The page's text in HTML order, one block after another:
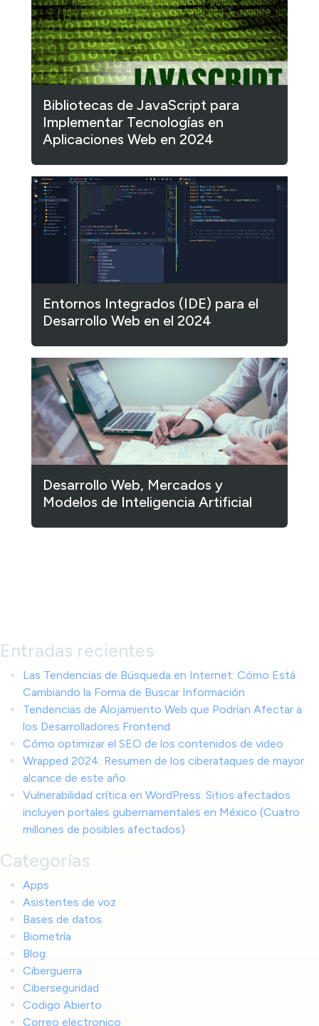
Bibliotecas de JavaScript para
Implementar Tecnologías en
Aplicaciones Web en 2024
Entornos Integrados (IDE) para el
Desarrollo Web en el 2024
Desarrollo Web, Mercados y
Modelos de Inteligencia Artificial
Entradas recientes
Las Tendencias de Búsqueda en Internet: Cómo Está
Cambiando la Forma de Buscar Información
Tendencias de Alojamiento Web que Podrían Afectar a
los Desarrolladores Frontend
Cómo optimizar el SEO de los contenidos de video
Wrapped 2024: Resumen de los ciberataques de mayor
alcance de este año
Vulnerabilidad crítica en WordPress. Sitios afectados
incluyen portales gubernamentales en México (Cuatro
millones de posibles afectados)
Categorías
Apps
Asistentes de voz
Bases de datos
Biometría
Blog
Ciberguerra
Ciberseguridad
Codigo Abierto
Correo electronico